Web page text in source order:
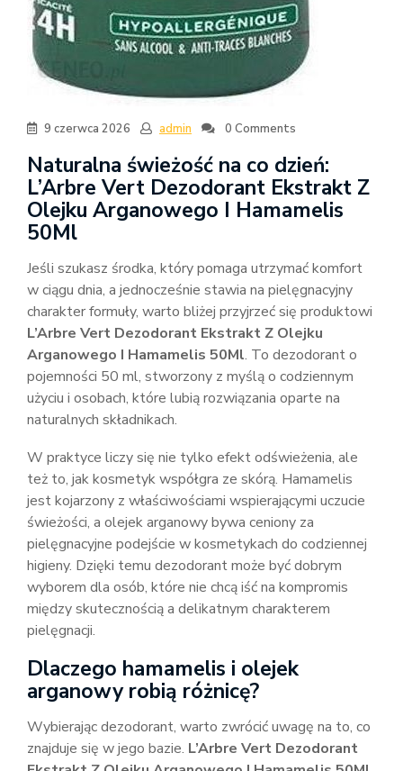
9 czerwca 2026 admin 0 Comments
Naturalna świeżość na co dzień:
L’Arbre Vert Dezodorant Ekstrakt Z
Olejku Arganowego I Hamamelis
50Ml
Jeśli szukasz środka, który pomaga utrzymać komfort
w ciągu dnia, a jednocześnie stawia na pielęgnacyjny
charakter formuły, warto bliżej przyjrzeć się produktowi
L’Arbre Vert Dezodorant Ekstrakt Z Olejku
Arganowego I Hamamelis 50Ml. To dezodorant o
pojemności 50 ml, stworzony z myślą o codziennym
użyciu i osobach, które lubią rozwiązania oparte na
naturalnych składnikach.
W praktyce liczy się nie tylko efekt odświeżenia, ale
też to, jak kosmetyk współgra ze skórą. Hamamelis
jest kojarzony z właściwościami wspierającymi uczucie
świeżości, a olejek arganowy bywa ceniony za
pielęgnacyjne podejście w kosmetykach do codziennej
higieny. Dzięki temu dezodorant może być dobrym
wyborem dla osób, które nie chcą iść na kompromis
między skutecznością a delikatnym charakterem
pielęgnacji.
Dlaczego hamamelis i olejek
arganowy robią różnicę?
Wybierając dezodorant, warto zwrócić uwagę na to, co
znajduje się w jego bazie. L’Arbre Vert Dezodorant